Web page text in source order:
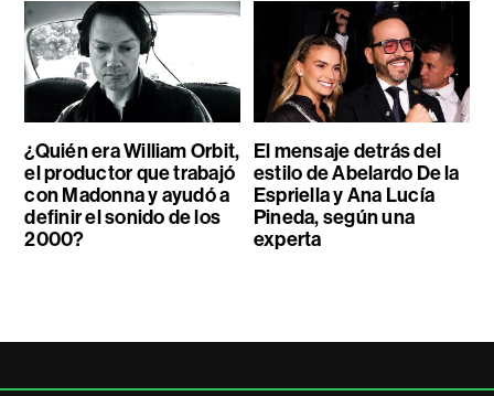
¿Quién era William Orbit,
el productor que trabajó
con Madonna y ayudó a
definir el sonido de los
2000?
El mensaje detrás del
estilo de Abelardo De la
Espriella y Ana Lucía
Pineda, según una
experta